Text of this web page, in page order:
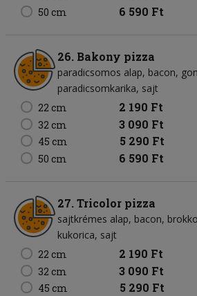
50 cm 6 590 Ft
26. Bakony pizza
paradicsomos alap bacon
paradicsomkarika sajt
22 cm
2 190 Ft
32 cm 3 090 Ft
45 cm 5 290 Ft
50 cm 6 590 Ft
27. Tricolor pizza
sajtkrémes alap bacon
kukorica sajt
22 cm
2 190 Ft
32 cm 3 090 Ft
45 cm 5 290 Ft